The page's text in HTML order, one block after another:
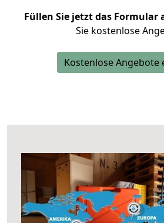
Füllen Sie jetzt das Formular
Sie kostenlose
Kostenlose Angebote